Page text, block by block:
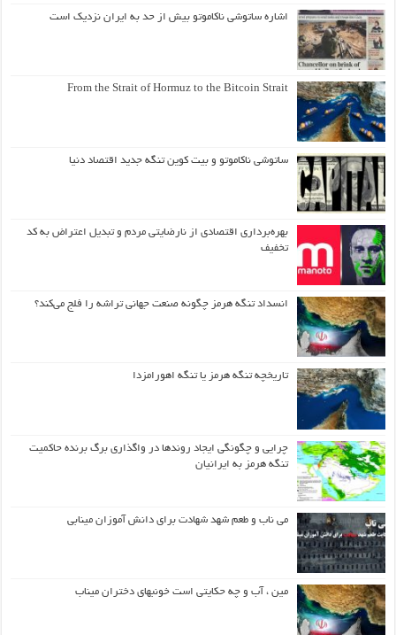
اشاره ساتوشی ناکاموتو بیش از حد به ایران نزدیک است
From the Strait of Hormuz to the Bitcoin Strait
ساتوشی ناکاموتو و بیت کوین تنگه جدید اقتصاد دنیا
بهره‌برداری اقتصادی از نارضایتی مردم و تبدیل اعتراض به کد
تخفیف
انسداد تنگه هرمز چگونه صنعت جهانی تراشه را فلج می‌کند؟
تاریخچه تنگه هرمز یا تنگه اهورامزدا
چرایی و چگونگی ایجاد روندها در واگذاری برگ برنده حاکمیت
تنگه هرمز به ایرانیان
می ناب و طعم شهد شهادت برای دانش آموزان مینابی
مین ، آب و چه حکایتی است خونبهای دختران میناب